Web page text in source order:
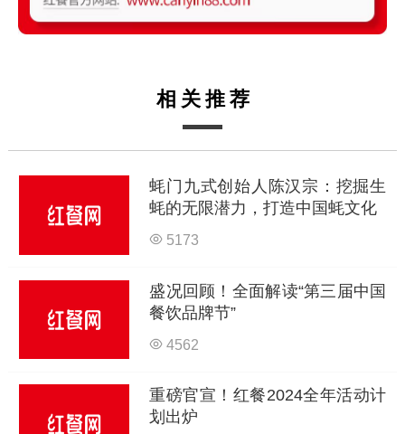
相关推荐
蚝门九式创始人陈汉宗：挖掘生
蚝的无限潜力，打造中国蚝文化
5173
盛况回顾！全面解读“第三届中国
餐饮品牌节”
4562
重磅官宣！红餐2024全年活动计
划出炉